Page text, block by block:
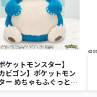
ポケットモンスター】
カビゴン】ポケットモン
ー めちゃもふぐっと
こりいやされぬいぐる